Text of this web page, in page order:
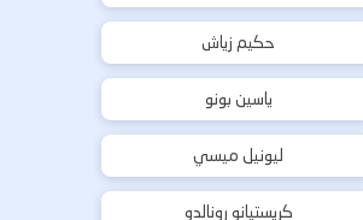
حكيم زياش
ياسين بونو
ليونيل ميسي
كريستيانو رونالدو